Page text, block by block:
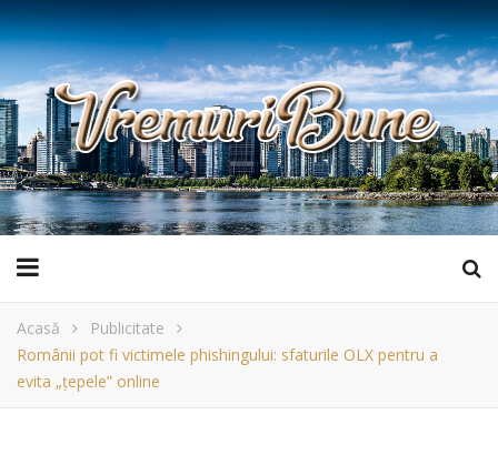
Acasă
Publicitate
Românii pot fi victimele phishingului: sfaturile OLX pentru a
evita „țepele” online